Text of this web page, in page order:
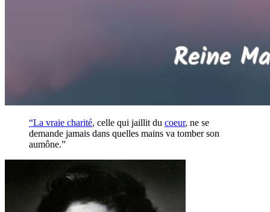
“La vraie charité, celle qui jaillit du coeur, ne se
demande jamais dans quelles mains va tomber son
aumône.”